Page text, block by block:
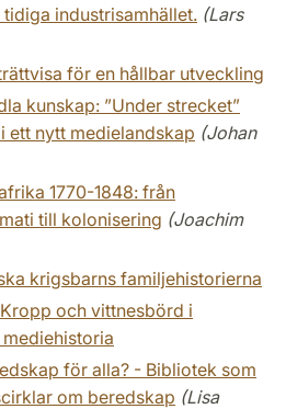
industrisamhället. (Lars
för en hållbar utveckling
kunskap: ”Under strecket”
ett nytt medielandskap (Johan
1770-1848: från
till kolonisering (Joachim
krigsbarns familjehistorierna
och vittnesbörd i
för alla? - Bibliotek som
om beredskap (Lisa